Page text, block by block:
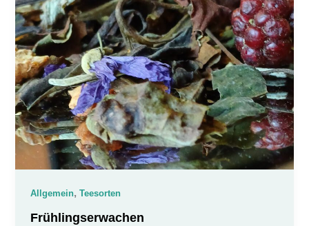
Allgemein,Teesorten
Frühlingserwachen